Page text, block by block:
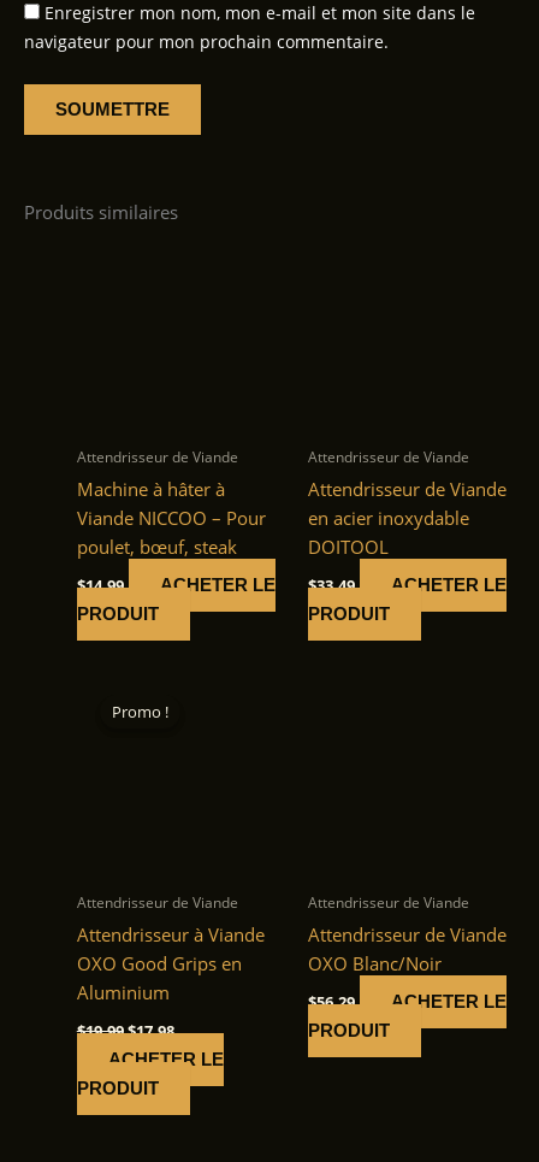
Enregistrer mon nom, mon e-mail et mon site dans le
navigateur pour mon prochain commentaire.
Produits similaires
Attendrisseur de Viande
Machine à hâter à
Viande NICCOO – Pour
poulet, bœuf, steak
$14.99
ACHETER LE
PRODUIT
Attendrisseur de Viande
Attendrisseur de Viande
en acier inoxydable
DOITOOL
$33.49
ACHETER LE
PRODUIT
Promo !
Promo !
Attendrisseur de Viande
Attendrisseur à Viande
OXO Good Grips en
Aluminium
$19.99Le
initial
était :
$17.98Le
actuel
est :
ACHETER LE
PRODUIT
Attendrisseur de Viande
Attendrisseur de Viande
OXO Blanc/Noir
$56.29
ACHETER LE
PRODUIT